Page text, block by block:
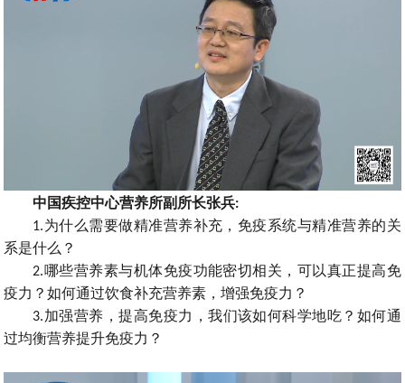
中国疾控中心营养所副所长张兵:
1.为什么需要做精准营养补充 ， 免疫系统与精准营养的关
系是什么 ？
2.哪些营养素与机体免疫功能密切相关 ， 可以真正提高免
疫力 ？如何通过饮食补充营养素 ，增强免疫力 ？
3.加强营养 ，提高免疫力 ，我们该如何科学地吃 ？ 如何通
过均衡营养提升免疫力 ？